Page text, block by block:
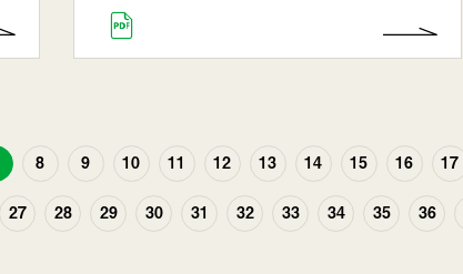
8 9 10 11 12 13 14 15 16 17
27 28 29 30 31 32 33 34 35 36